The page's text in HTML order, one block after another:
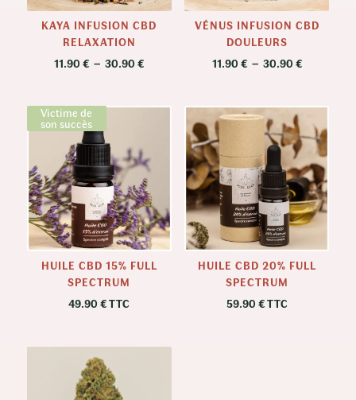
KAYA INFUSION CBD
RELAXATION
11.90€ – 30.90€Plage
11.90 €
VÉNUS INFUSION CBD
DOULEURS
11.90 € – 30.90 €Plage
11.90 €
30.90 €
Victime de
son succès
HUILE CBD 15% FULL
SPECTRUM
49.90€TTC
HUILE CBD 20% FULL
SPECTRUM
59.90 €TTC